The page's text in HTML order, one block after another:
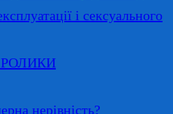
і сексуального
РОЛИКИ
нерівність?